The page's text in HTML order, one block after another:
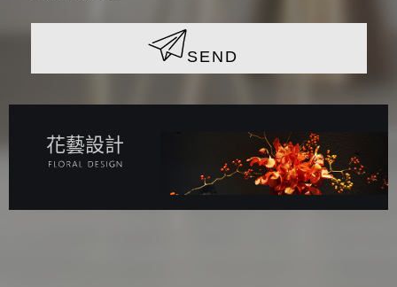
SEND
花藝設計